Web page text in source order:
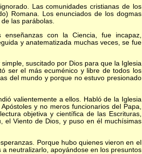
Las comunidades cristianas de los
Romana. Los enunciados de los dogmas
las parábolas.
con la Ciencia, fue incapaz,
y anatematizada muchas veces, se fue
suscitado por Dios para que la Iglesia
ser el más ecuménico y libre de todos los
del mundo y porque no estuvo presionado
valientemente a ellos. Habló de la Iglesia
y no meros funcionarios del Papa,
objetiva y científica de las Escrituras,
el Viento de Dios, y puso en él muchísimas
Porque hubo quienes vieron en el
neutralizarlo, apoyándose en los presuntos